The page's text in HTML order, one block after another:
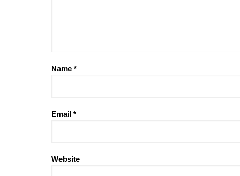
Name *
Email *
Website